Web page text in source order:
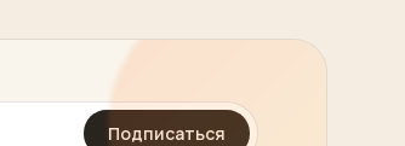
Подписаться